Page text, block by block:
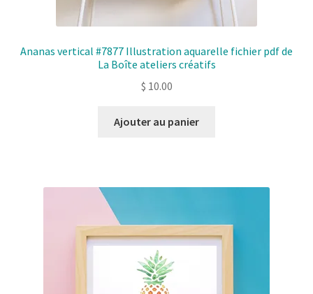
Ananas vertical #7877 Illustration aquarelle fichier pdf de
La Boîte ateliers créatifs
$ 10.00
Ajouter au panier